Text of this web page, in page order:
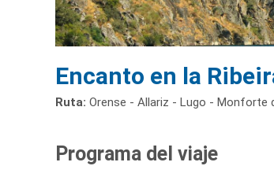
Encanto en la
Ruta: Orense - Allariz - Lugo - Monforte
Programa del viaje